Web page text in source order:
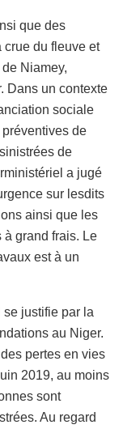
que des
du fleuve et
Niamey,
Dans un contexte
sociale
de
de
a jugé
sur lesdits
ainsi que les
grand frais. Le
est à un
justifie par la
au Niger.
pertes en vies
2019, au moins
sont
Au regard